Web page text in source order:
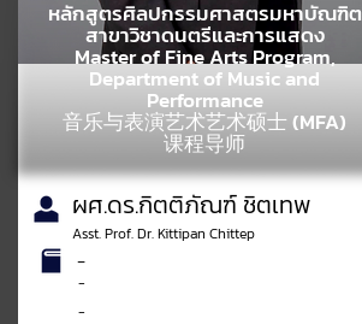
หลักสูตรศิลปกรรมศาสตรมหาบัณฑิต
สาขาวิชาดนตรีและการแสดง
Master of Fine Arts Program,
Department of Music and
Performance
音乐与表演艺术艺术硕士 (MFA)
课程导师
ผศ.ดร.กิตติภัณฑ์ ชิตเทพ
Asst. Prof. Dr. Kittipan Chittep
-
-
-